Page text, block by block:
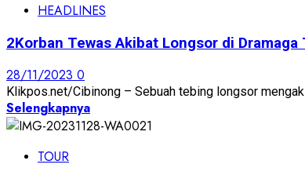
HEADLINES
2Korban Tewas Akibat Longsor di Dramaga
28/11/2023 0
Klikpos.net/Cibinong – Sebuah tebing longsor
Selengkapnya
TOUR